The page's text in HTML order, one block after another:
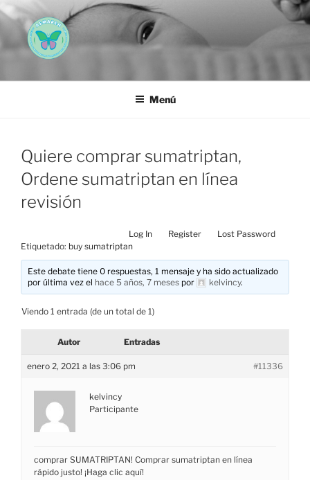
Saltar
al
contenido
AEMAREH
Menú
Quiere comprar sumatriptan,
Ordene sumatriptan en línea
revisión
Log In Register
Lost Password
Etiquetado: buy sumatriptan
Este debate tiene 0 respuestas, 1 mensaje y ha sido actualizado
por última vez el hace 5 años, 7 meses por kelvincy.
Viendo 1 entrada (de un total de 1)
Autor Entradas
enero 2, 2021 a las 3:06 pm #11336
kelvincy
Participante
comprar SUMATRIPTAN! Comprar sumatriptan en línea
rápido justo! ¡Haga clic aquí!